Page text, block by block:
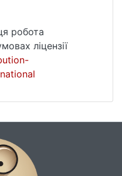
ПАТ
на ринок.
робота
ліцензії